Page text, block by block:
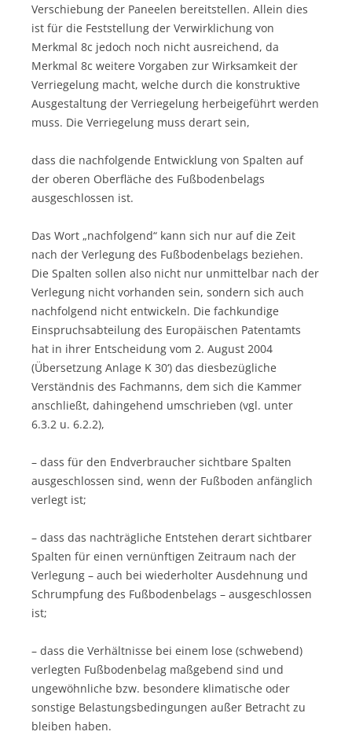
Verschiebung der Paneelen bereitstellen. Allein dies
ist für die Feststellung der Verwirklichung von
Merkmal 8c jedoch noch nicht ausreichend, da
Merkmal 8c weitere Vorgaben zur Wirksamkeit der
Verriegelung macht, welche durch die konstruktive
Ausgestaltung der Verriegelung herbeigeführt werden
muss. Die Verriegelung muss derart sein,
dass die nachfolgende Entwicklung von Spalten auf
der oberen Oberfläche des Fußbodenbelags
ausgeschlossen ist.
Das Wort „nachfolgend“ kann sich nur auf die Zeit
nach der Verlegung des Fußbodenbelags beziehen.
Die Spalten sollen also nicht nur unmittelbar nach der
Verlegung nicht vorhanden sein, sondern sich auch
nachfolgend nicht entwickeln. Die fachkundige
Einspruchsabteilung des Europäischen Patentamts
hat in ihrer Entscheidung vom 2. August 2004
(Übersetzung Anlage K 30‘) das diesbezügliche
Verständnis des Fachmanns, dem sich die Kammer
anschließt, dahingehend umschrieben (vgl. unter
6.3.2 u. 6.2.2),
– dass für den Endverbraucher sichtbare Spalten
ausgeschlossen sind, wenn der Fußboden anfänglich
verlegt ist;
– dass das nachträgliche Entstehen derart sichtbarer
Spalten für einen vernünftigen Zeitraum nach der
Verlegung – auch bei wiederholter Ausdehnung und
Schrumpfung des Fußbodenbelags – ausgeschlossen
ist;
– dass die Verhältnisse bei einem lose (schwebend)
verlegten Fußbodenbelag maßgebend sind und
ungewöhnliche bzw. besondere klimatische oder
sonstige Belastungsbedingungen außer Betracht zu
bleiben haben.